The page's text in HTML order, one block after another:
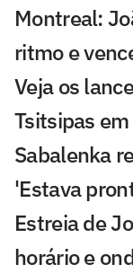
Montreal:
ritmo e
Veja os
Tsitsipas
Sabalenka
'Estava
Estreia de
horário e